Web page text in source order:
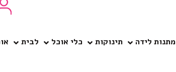
מתנות לידה תינוקות כלי אוכל לבית